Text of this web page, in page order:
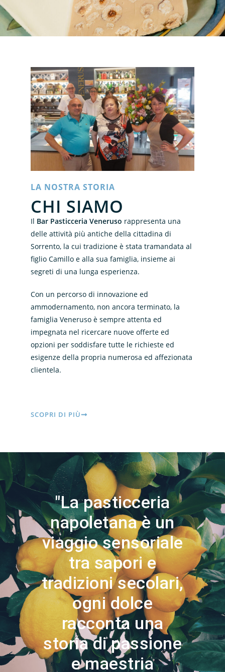
LA NOSTRA STORIA
CHI SIAMO
Il Bar Pasticceria Veneruso rappresenta una
delle attività più antiche della cittadina di
Sorrento, la cui tradizione è stata tramandata al
figlio Camillo e alla sua famiglia, insieme ai
segreti di una lunga esperienza.
Con un percorso di innovazione ed
ammodernamento, non ancora terminato, la
famiglia Veneruso è sempre attenta ed
impegnata nel ricercare nuove offerte ed
opzioni per soddisfare tutte le richieste ed
esigenze della propria numerosa ed affezionata
clientela.
SCOPRI DI PIÙ
"La pasticceria
napoletana è un
viaggio sensoriale
tra sapori e
tradizioni secolari,
ogni dolce
racconta una
storia di passione
e maestria